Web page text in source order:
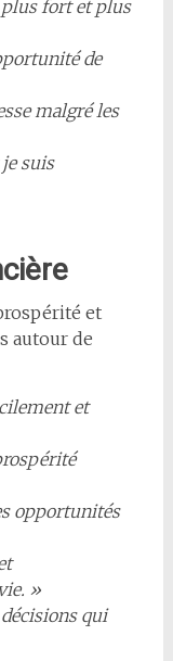
fort et plus
de
malgré les
je suis
et
autour de
et
opportunités
»
qui